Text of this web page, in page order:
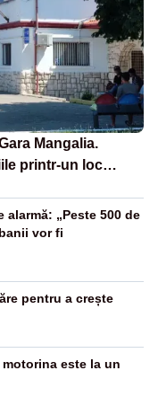
Mangalia.
printr-un loc
„Peste 500 de
vor fi
pentru a crește
este la un